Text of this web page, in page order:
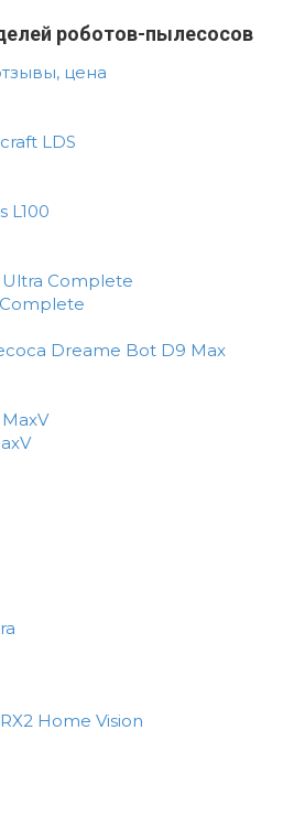
роботов-пылесосов
Home Vision